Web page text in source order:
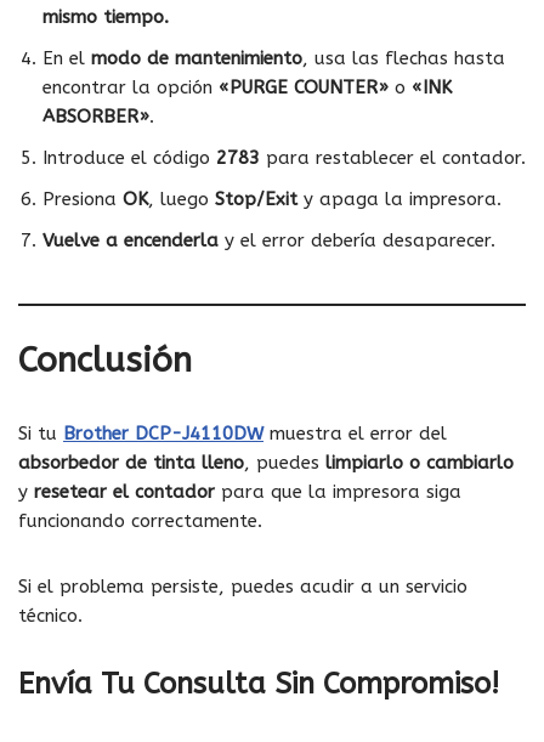
mismo tiempo.
En el modo de mantenimiento, usa las flechas hasta
encontrar la opción «PURGE COUNTER» o «INK
ABSORBER».
Introduce el código 2783 para restablecer el contador.
Presiona OK, luego Stop/Exity apaga la impresora.
Vuelve a encenderla y el error debería desaparecer.
Conclusión
Si tu Brother DCP-J4110DWmuestra el error del
absorbedor de tinta lleno, puedes limpiarlo o cambiarlo
y resetear el contador para que la impresora siga
funcionando correctamente.
Si el problema persiste, puedes acudir a un servicio
técnico.
Envía Tu Consulta Sin Compromiso!